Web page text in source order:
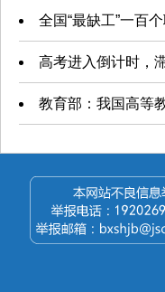
全国“最缺工”一百
高考进入倒计时，
教育部：我国高等